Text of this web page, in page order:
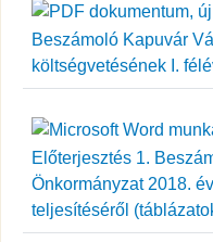
Beszámoló Kapuvár
költségvetésének I.
Előterjesztés 1.
Önkormányzat 2018.
teljesítéséről